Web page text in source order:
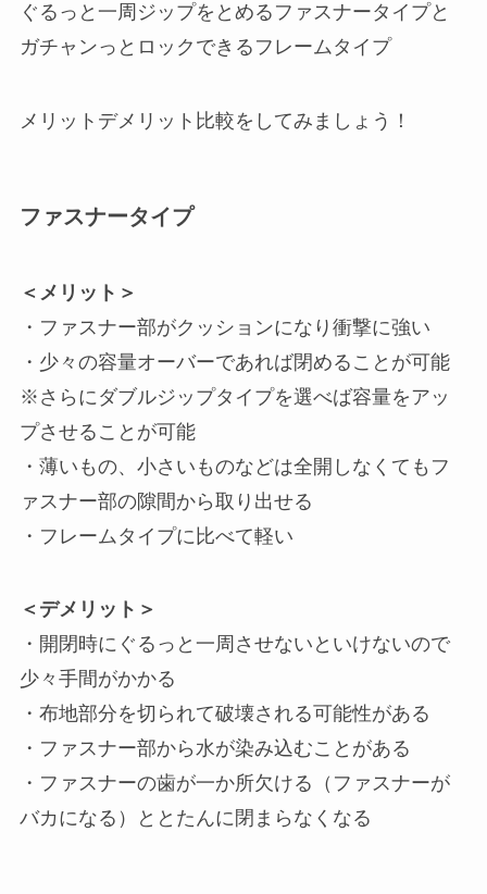
ぐるっと一周ジップをとめるファスナータイプと
ガチャンっとロックできるフレームタイプ
メリットデメリット比較をしてみましょう！
ファスナータイプ
＜メリット＞
・ファスナー部がクッションになり衝撃に強い
・少々の容量オーバーであれば閉めることが可能
※さらにダブルジップタイプを選べば容量をアッ
プさせることが可能
・薄いもの、小さいものなどは全開しなくてもフ
ァスナー部の隙間から取り出せる
・フレームタイプに比べて軽い
＜デメリット＞
・開閉時にぐるっと一周させないといけないので
少々手間がかかる
・布地部分を切られて破壊される可能性がある
・ファスナー部から水が染み込むことがある
・ファスナーの歯が一か所欠ける（ファスナーが
バカになる）ととたんに閉まらなくなる